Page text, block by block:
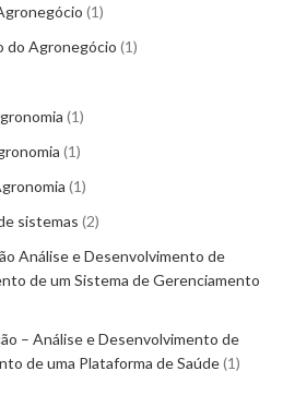
1
do Agronegócio 1
1
1
1
sistemas 2
Análise e Desenvolvimento de
de um Sistema de Gerenciamento
– Análise e Desenvolvimento de
de uma Plataforma de Saúde 1